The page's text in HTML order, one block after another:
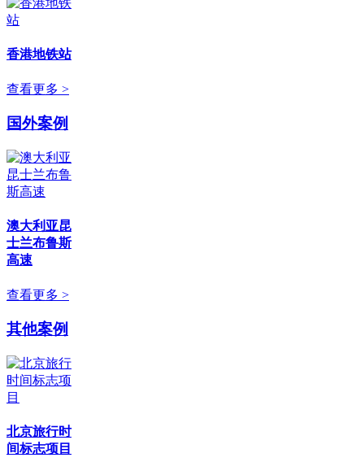
香港地铁站
查看更多 >
国外案例
澳大利亚昆
士兰布鲁斯
高速
查看更多 >
其他案例
北京旅行时
间标志项目